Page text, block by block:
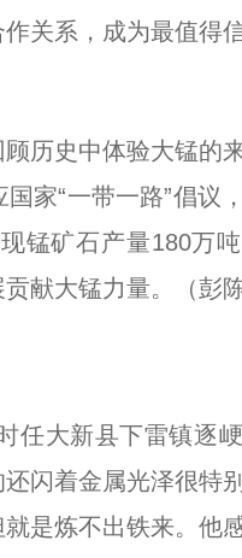
关系，成为最值得
历史中体验大锰的
家“一带一路”倡议
锰矿石产量180万
献大锰力量。（彭陈
任大新县下雷镇逐
闪着金属光泽很特
是炼不出铁来。他